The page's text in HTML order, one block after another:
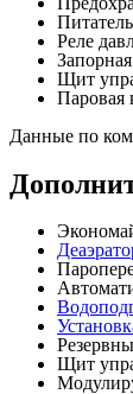
Реле
Щит
Паровая
Данные по
Щит